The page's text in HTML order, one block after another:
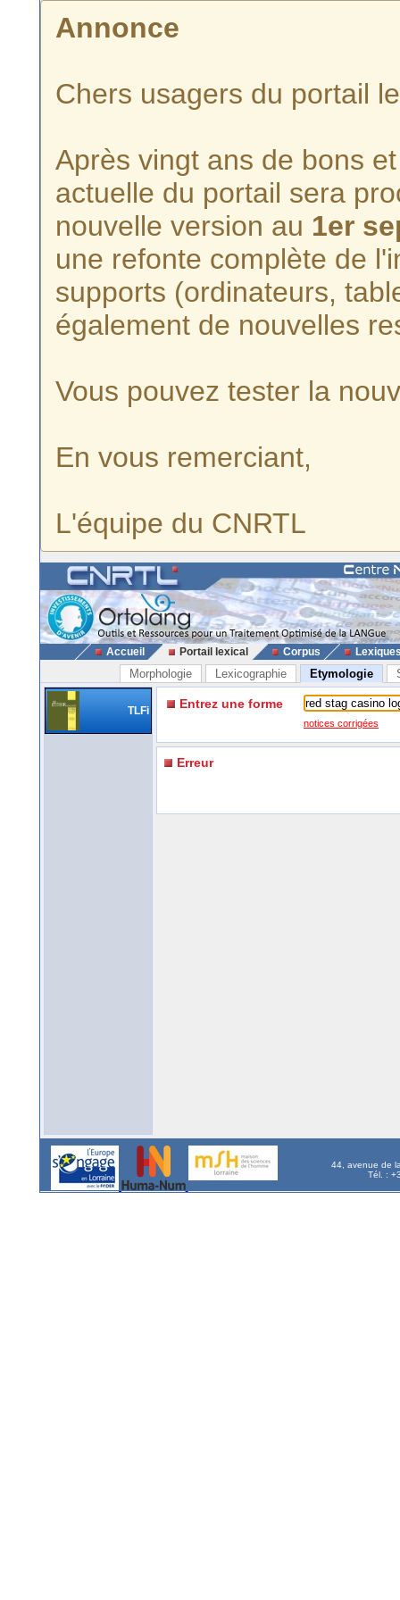
Annonce
Chers usagers du portail
Après vingt ans de bons
actuelle du portail sera
nouvelle version au 1er
une refonte complète de
supports (ordinateurs,
également de nouvelles
Vous pouvez tester la
En vous remerciant,
L'équipe du CNRTL
Accueil Portail lexical Corpus
Morphologie Lexicographie Etymologie
TLFi Entrez une forme
notices corrigées
Erreur
44, avenue de
Tél. :